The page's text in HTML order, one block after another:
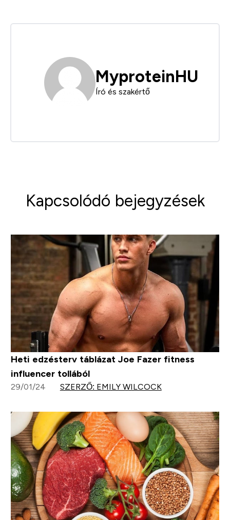
MyproteinHU
Író és szakértő
Kapcsolódó bejegyzések
Heti edzésterv táblázat Joe Fazer fitness
influencer tollából
29/01/24 SZERZŐ: EMILY WILCOCK